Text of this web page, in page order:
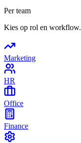
Per team
Kies op rol en workflow.
Marketing
HR
Office
Finance